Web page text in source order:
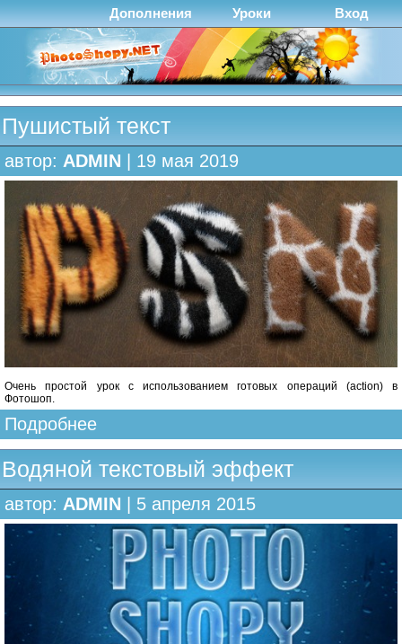
Дополнения Уроки Вход
Пушистый текст
автор: ADMIN | 19 мая 2019
Очень простой урок с использованием готовых операций (action) в
Фотошоп.
Подробнее
Водяной текстовый эффект
автор: ADMIN | 5 апреля 2015